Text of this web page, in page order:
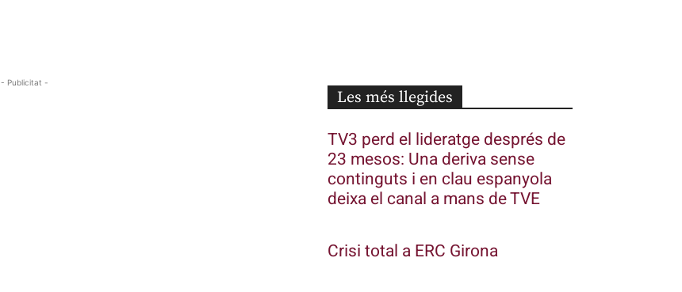
- Publicitat -
Les més llegides
TV3 perd el lideratge després de
23 mesos: Una deriva sense
continguts i en clau espanyola
deixa el canal a mans de TVE
Crisi total a ERC Girona